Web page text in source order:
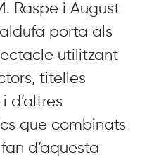
Raspe i August
porta als
utilitzant
titelles
d’altres
que combinats
d’aquesta